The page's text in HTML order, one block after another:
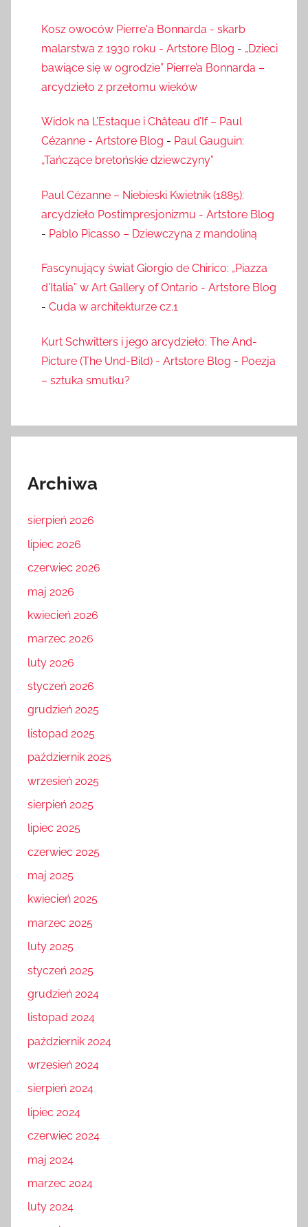
Kosz owoców Pierre'a Bonnarda - skarb
malarstwa z 1930 roku - Artstore Blog - „Dzieci
bawiące się w ogrodzie” Pierre’a Bonnarda –
arcydzieło z przełomu wieków
Widok na L’Estaque i Château d’If – Paul
Cézanne - Artstore Blog - Paul Gauguin:
„Tańczące bretońskie dziewczyny”
Paul Cézanne – Niebieski Kwietnik (1885):
arcydzieło Postimpresjonizmu - Artstore Blog
- Pablo Picasso – Dziewczyna z mandoliną
Fascynujący świat Giorgio de Chirico: „Piazza
d'Italia” w Art Gallery of Ontario - Artstore Blog
- Cuda w architekturze cz.1
Kurt Schwitters i jego arcydzieło: The And-
Picture (The Und-Bild) - Artstore Blog - Poezja
– sztuka smutku?
Archiwa
sierpień 2026
lipiec 2026
czerwiec 2026
maj 2026
kwiecień 2026
marzec 2026
luty 2026
styczeń 2026
grudzień 2025
listopad 2025
październik 2025
wrzesień 2025
sierpień 2025
lipiec 2025
czerwiec 2025
maj 2025
kwiecień 2025
marzec 2025
luty 2025
styczeń 2025
grudzień 2024
listopad 2024
październik 2024
wrzesień 2024
sierpień 2024
lipiec 2024
czerwiec 2024
maj 2024
marzec 2024
luty 2024